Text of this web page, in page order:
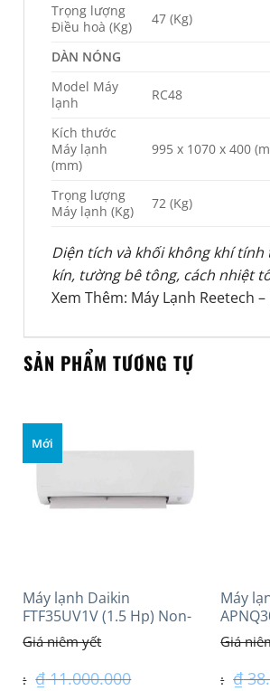
Trọng lượng
Điều hoà (Kg)
47 (Kg)
DÀN NÓNG
Model Máy
lạnh
RC48
Kích thước
Máy lạnh
(mm)
995 x 1070 x 400
Trọng lượng
Máy lạnh (Kg)
72 (Kg)
Diện tích và khối không khí
kín, tường bê tông, cách nhiệt
Xem Thêm: Máy Lạnh Reetech –
SẢN PHẨM TƯƠNG TỰ
Mới
Máy lạnh Daikin
FTF35UV1V (1.5 Hp) Non-
inverter Thái lan
₫11.000.000
Máy
Inverter
₫